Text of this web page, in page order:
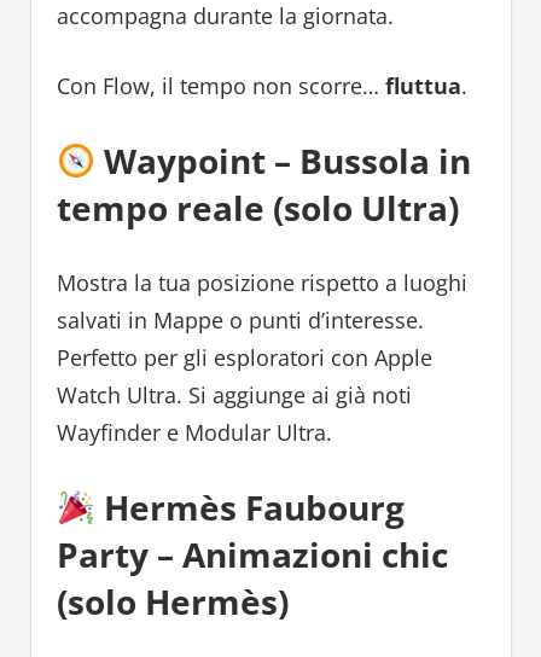
accompagna durante la giornata.
Con Flow, il tempo non scorre… fluttua.
Waypoint – Bussola in
tempo reale (solo Ultra)
Mostra la tua posizione rispetto a luoghi
salvati in Mappe o punti d’interesse.
Perfetto per gli esploratori con Apple
Watch Ultra. Si aggiunge ai già noti
Wayfinder e Modular Ultra.
Hermès Faubourg
Party – Animazioni chic
(solo Hermès)